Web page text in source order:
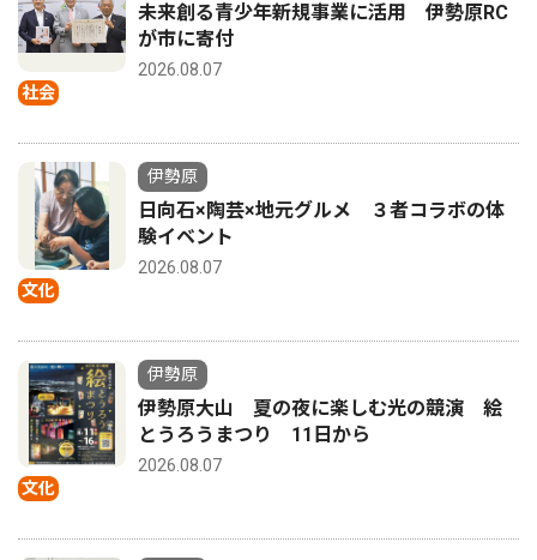
社会
未来創る青少年新規事業に活用 伊勢原RC
が市に寄付
2026.08.07
文化
伊勢原
日向石×陶芸×地元グルメ ３者コラボの体
験イベント
2026.08.07
文化
伊勢原
伊勢原大山 夏の夜に楽しむ光の競演 絵
とうろうまつり 11日から
2026.08.07